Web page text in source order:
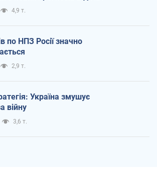
4,9 т.
по НПЗ Росії значно
2,9 т.
Україна змушує
війну
3,6 т.